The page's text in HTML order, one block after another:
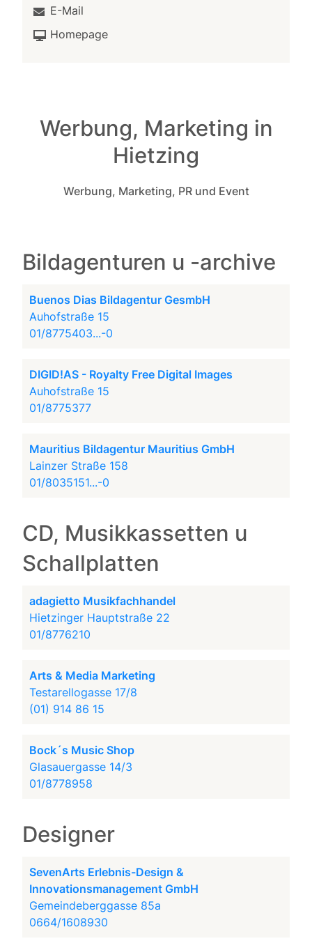
E-Mail
Homepage
Werbung, Marketing in
Hietzing
Werbung, Marketing, PR und Event
Bildagenturen u -archive
Buenos Dias Bildagentur GesmbH
Auhofstraße 15
01/8775403...-0
DIGID!AS - Royalty Free Digital Images
Auhofstraße 15
01/8775377
Mauritius Bildagentur Mauritius GmbH
Lainzer Straße 158
01/8035151...-0
CD, Musikkassetten u
Schallplatten
adagietto Musikfachhandel
Hietzinger Hauptstraße 22
01/8776210
Arts & Media Marketing
Testarellogasse 17/8
(01) 914 86 15
Bock´s Music Shop
Glasauergasse 14/3
01/8778958
Designer
SevenArts Erlebnis-Design &
Innovationsmanagement GmbH
Gemeindeberggasse 85a
0664/1608930